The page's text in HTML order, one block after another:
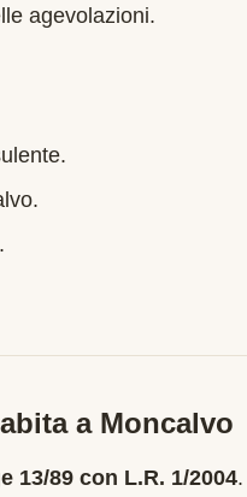
agevolazioni.
.
a Moncalvo
13/89 con L.R. 1/2004.